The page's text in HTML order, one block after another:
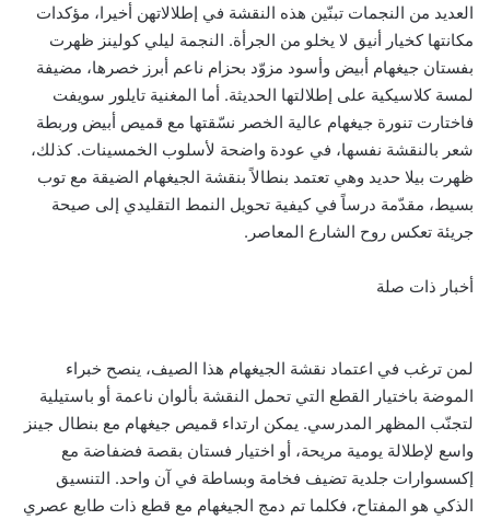
العديد من النجمات تبنّين هذه النقشة في إطلالاتهن أخيرا، مؤكدات
مكانتها كخيار أنيق لا يخلو من الجرأة. النجمة ليلي كولينز ظهرت
بفستان جيغهام أبيض وأسود مزوّد بحزام ناعم أبرز خصرها، مضيفة
لمسة كلاسيكية على إطلالتها الحديثة. أما المغنية تايلور سويفت
فاختارت تنورة جيغهام عالية الخصر نسّقتها مع قميص أبيض وربطة
شعر بالنقشة نفسها، في عودة واضحة لأسلوب الخمسينات. كذلك،
ظهرت بيلا حديد وهي تعتمد بنطالاً بنقشة الجيغهام الضيقة مع توب
بسيط، مقدّمة درساً في كيفية تحويل النمط التقليدي إلى صيحة
جريئة تعكس روح الشارع المعاصر.
أخبار ذات صلة
لمن ترغب في اعتماد نقشة الجيغهام هذا الصيف، ينصح خبراء
الموضة باختيار القطع التي تحمل النقشة بألوان ناعمة أو باستيلية
لتجنّب المظهر المدرسي. يمكن ارتداء قميص جيغهام مع بنطال جينز
واسع لإطلالة يومية مريحة، أو اختيار فستان بقصة فضفاضة مع
إكسسوارات جلدية تضيف فخامة وبساطة في آن واحد. التنسيق
الذكي هو المفتاح، فكلما تم دمج الجيغهام مع قطع ذات طابع عصري